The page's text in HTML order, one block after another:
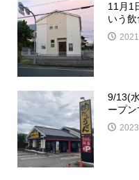
11月1
いう
9/13(
ープ